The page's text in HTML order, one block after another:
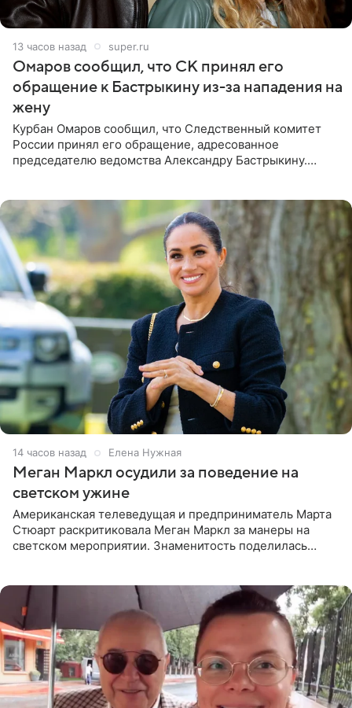
13 часов назад super.ru
Омаров сообщил, что СК принял его
обращение к Бастрыкину из-за нападения на
жену
Курбан Омаров сообщил, что Следственный комитет
России принял его обращение, адресованное
председателю ведомства Александру Бастрыкину.
14 часов назад Елена Нужная
Меган Маркл осудили за поведение на
светском ужине
Американская телеведущая и предприниматель Марта
Стюарт раскритиковала Меган Маркл за манеры на
светском мероприятии. Знаменитость поделилась